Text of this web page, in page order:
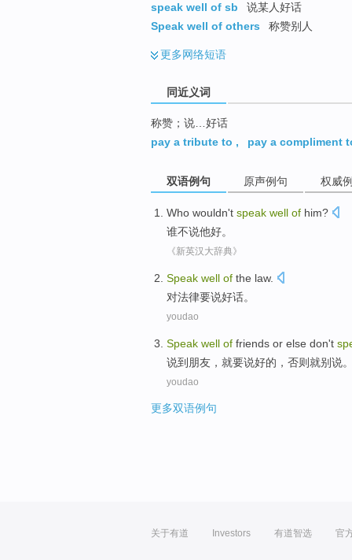
speak well of sb
说某人好话
Speak well of others
称赞别人
更多网络短语
同近义词
称赞；说…好话
pay a tribute to , pay a compliment
双语例句 原声例句 权威
Who wouldn't speak well of him?
谁不说他好。
《新英汉大辞典》
Speak well of the law.
对法律要说好话。
youdao
Speak well of friends or else don't
说到 朋友 ，就要说好的 ， 否则就别说
youdao
更多双语例句
关于有道 Investors 有道智选 官